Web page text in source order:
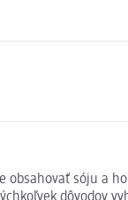
obsahovať sóju a